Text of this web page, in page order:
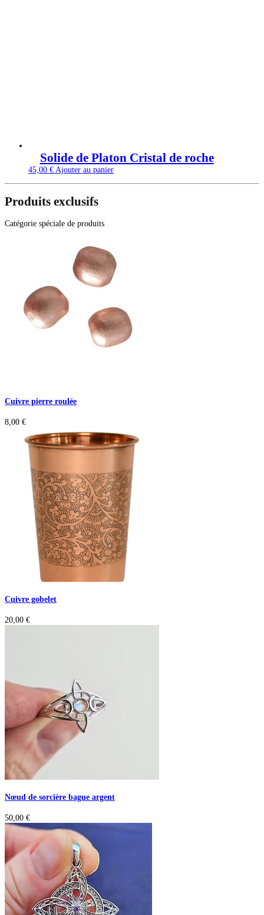
Solide de Platon Cristal de roche
45,00 € Ajouter au panier
Produits exclusifs
Catégorie spéciale de produits
Cuivre pierre roulée
8,00 €
Cuivre gobelet
20,00 €
Nœud de sorcière bague argent
50,00 €